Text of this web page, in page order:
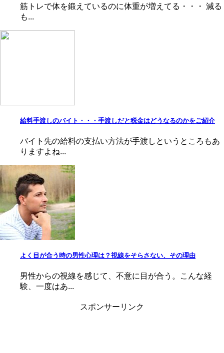
筋トレで体を鍛えているのに体重が増えてる・・・ 減る
も...
給料手渡しのバイト・・・手渡しだと税金はどうなるのかをご紹介
バイト先の給料の支払い方法が手渡しというところもあ
りますよね...
よく目が合う時の男性心理は？視線をそらさない、その理由
男性からの視線を感じて、不意に目が合う。こんな経
験、一度はあ...
スポンサーリンク